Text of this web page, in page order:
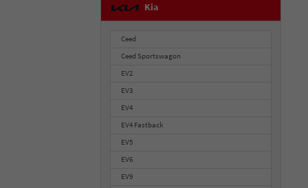
Kia
Ceed
Ceed Sportswagon
EV2
EV3
EV4
EV4 Fastback
EV5
EV6
EV9